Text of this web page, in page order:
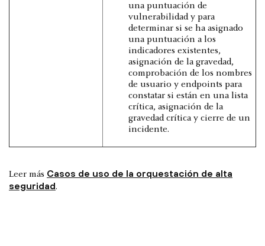
una puntuación de
vulnerabilidad y para
determinar si se ha asignado
una puntuación a los
indicadores existentes,
asignación de la gravedad,
comprobación de los nombres
de usuario y endpoints para
constatar si están en una lista
crítica, asignación de la
gravedad crítica y cierre de un
incidente.
Leer más Casos de uso de la orquestación de alta
seguridad.